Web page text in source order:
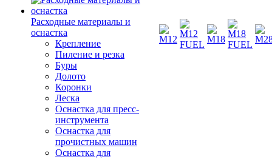
Расходные материалы и
оснастка
Крепление
Пиление и резка
Буры
Долото
Коронки
Леска
Оснастка для пресс-
инструмента
Оснастка для
прочистных машин
Оснастка для